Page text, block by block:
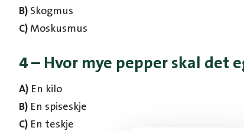
B) Skogmus
C) Moskusmus
4 – Hvor mye pepper skal det
A) En kilo
B) En spiseskje
C) En teskje